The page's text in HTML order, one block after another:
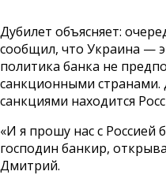
Дубилет объясняет:
сообщил, что Украина —
политика банка не
санкционными странами.
санкциями находится
«И я прошу нас с
господин банкир,
Дмитрий.